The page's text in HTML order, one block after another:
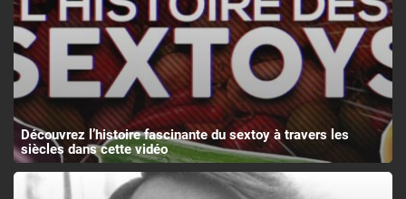
Découvrez l’histoire fascinante du sextoy à travers les
siècles dans cette vidéo